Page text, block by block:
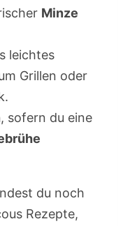
Minze
leichtes
Grillen oder
, sofern du eine
du noch
Rezepte,